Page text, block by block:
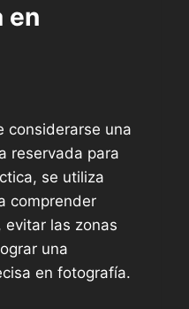
en
considerarse una
reservada para
se utiliza
comprender
evitar las zonas
una
en fotografía.